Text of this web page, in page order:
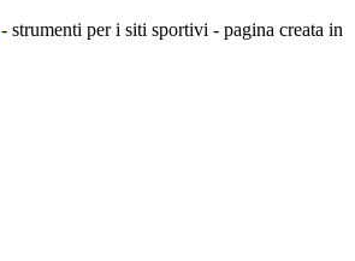
- strumenti per i siti sportivi - pagina creata in